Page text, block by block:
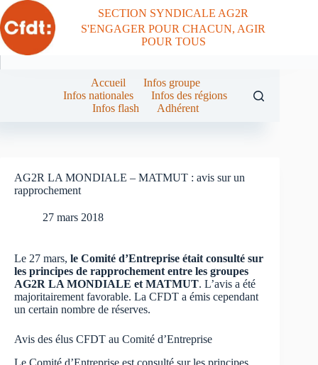
Passer
au
contenu
SECTION SYNDICALE AG2R
S'ENGAGER POUR CHACUN, AGIR
POUR TOUS
Accueil
Infos groupe
Infos nationales
Infos des régions
Infos flash
Adhérent
AG2R LA MONDIALE – MATMUT : avis sur un
rapprochement
27 mars 2018
Le 27 mars, le Comité d’Entreprise était consulté sur
les principes de rapprochement entre les groupes
AG2R LA MONDIALE et MATMUT. L’avis a été
majoritairement favorable. La CFDT a émis cependant
un certain nombre de réserves.
Avis des élus CFDT au Comité d’Entreprise
Le Comité d’Entreprise est consulté sur les principes